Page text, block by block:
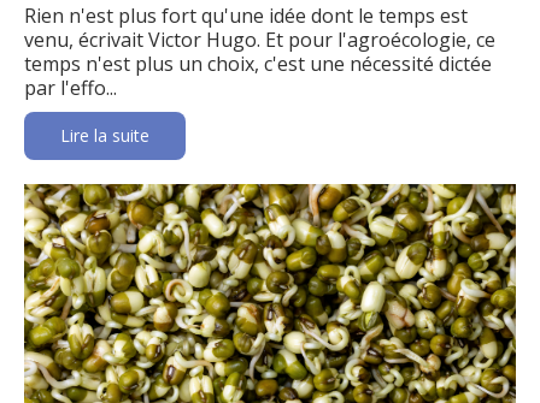
Rien n'est plus fort qu'une idée dont le temps est
venu, écrivait Victor Hugo. Et pour l'agroécologie, ce
temps n'est plus un choix, c'est une nécessité dictée
par l'effo...
Lire la suite